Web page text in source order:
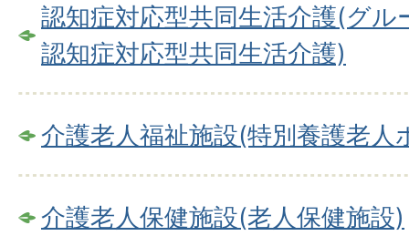
認知症対応型共同生活介護(グ
認知症対応型共同生活介護)
介護老人福祉施設(特別養護老人
介護老人保健施設(老人保健施設)